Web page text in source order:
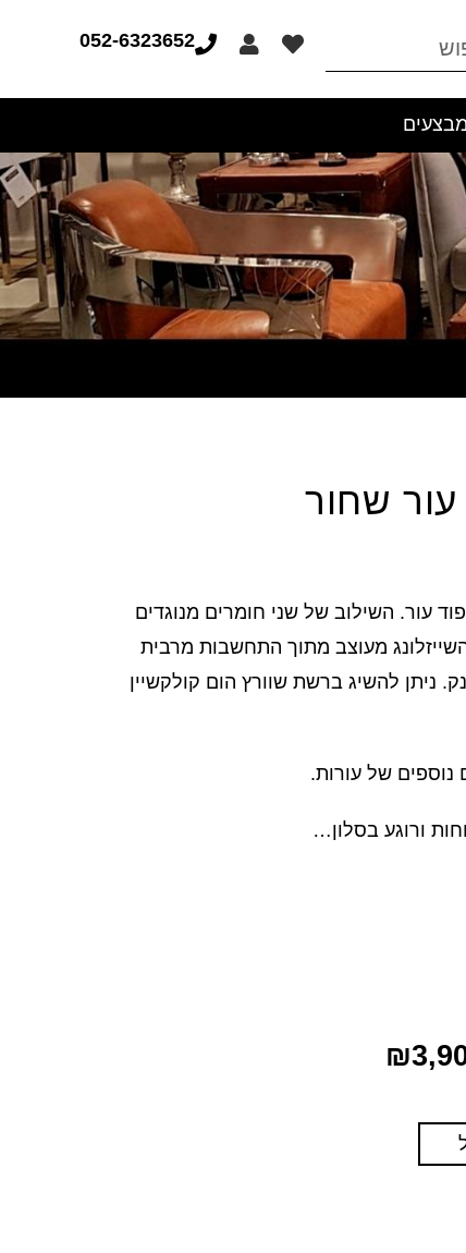
052-6323652
מבצעים
עור שחור
עור. השילוב של שני חומרים מנוגדים
השייזלונג מעוצב מתוך התחשבות מרבית
ניתן להשיג ברשת שוורץ הום קולקשיין
נוספים של עורות.
ורוגע בסלון…
₪